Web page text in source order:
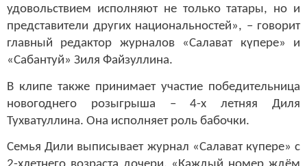
удовольствием исполняют не только татары, но и
представители других национальностей», – говорит
главный редактор журналов «Салават күпере» и
«Сабантуй» Зиля Файзуллина.
В клипе также принимает участие победительница
новогоднего розыгрыша – 4-х летняя Диля
Тухватуллина. Она исполняет роль бабочки.
Семья Дили выписывает журнал «Салават күпере» с